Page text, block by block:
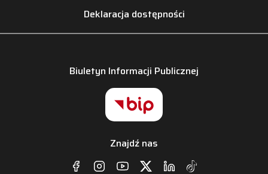
Deklaracja dostępności
Biuletyn Informacji Publicznej
Znajdź nas